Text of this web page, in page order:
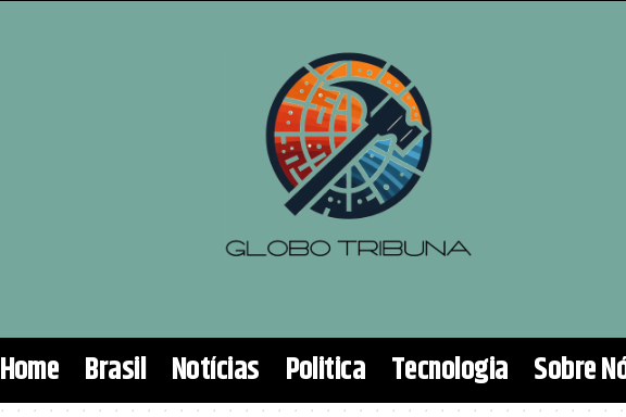
Home Brasil Notícias Politica Tecnologia Sobre